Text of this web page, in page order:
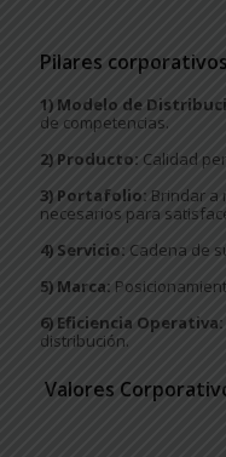
Pilares corporativos
1) Modelo de
de competencias.
2) Producto: Calidad
3) Portafolio: Brindar a
necesarios para
4) Servicio: Cadena de
5) Marca:
6) Eficiencia Operativa:
distribución.
Valores